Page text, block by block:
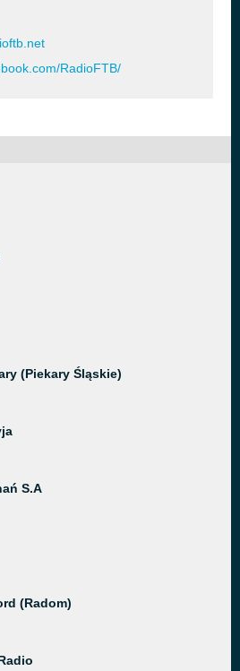
RadioFTB/
(Piekary Śląskie)
S.A
(Radom)